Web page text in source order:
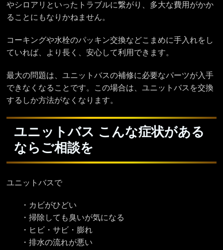
やシロアリといったトラブルに繋がり、多大な費用がかか
ることにもなりかねません。
コーキングや水栓のパッキン交換などこまめに手入れをし
ていれば、より長く、安心して利用できます。
最大の問題は、ユニットバスの補修に必要なパーツが入手
できなくなることです。この場合は、ユニットバスを交換
するしか方法がなくなります。
ユニットバス こんな症状がある
ならご相談を
ユニットバスで
・カビがひどい
・掃除しても臭いが気になる
・ヒビ・サビ・膨れ
・排水の流れが悪い